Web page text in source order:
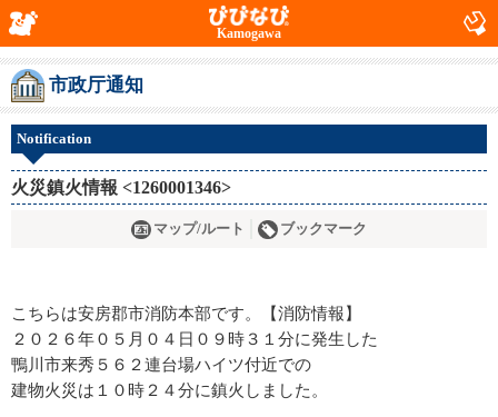
Kamogawa
市政厅通知
Notification
火災鎮火情報 <1260001346>
マップ/ルート ブックマーク
こちらは安房郡市消防本部です。【消防情報】
２０２６年０５月０４日０９時３１分に発生した
鴨川市来秀５６２連台場ハイツ付近での
建物火災は１０時２４分に鎮火しました。